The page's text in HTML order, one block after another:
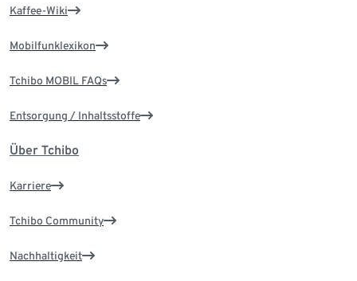
Kaffee-Wiki
Mobilfunklexikon
Tchibo MOBIL FAQs
Entsorgung / Inhaltsstoffe
Über Tchibo
Karriere
Tchibo Community
Nachhaltigkeit